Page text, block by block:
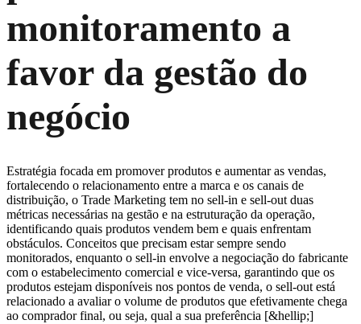
monitoramento a
favor da gestão do
negócio
Estratégia focada em promover produtos e aumentar as vendas,
fortalecendo o relacionamento entre a marca e os canais de
distribuição, o Trade Marketing tem no sell-in e sell-out duas
métricas necessárias na gestão e na estruturação da operação,
identificando quais produtos vendem bem e quais enfrentam
obstáculos. Conceitos que precisam estar sempre sendo
monitorados, enquanto o sell-in envolve a negociação do fabricante
com o estabelecimento comercial e vice-versa, garantindo que os
produtos estejam disponíveis nos pontos de venda, o sell-out está
relacionado a avaliar o volume de produtos que efetivamente chega
ao comprador final, ou seja, qual a sua preferência [&hellip;]